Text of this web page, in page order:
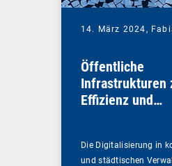
14. März 2024,
Öffentliche
Infrastrukturen
Effizienz und
Die Digitalisierung in
und städtischen